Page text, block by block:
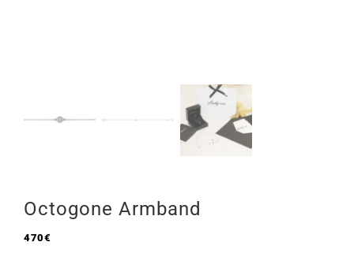
Octogone Armband
470€